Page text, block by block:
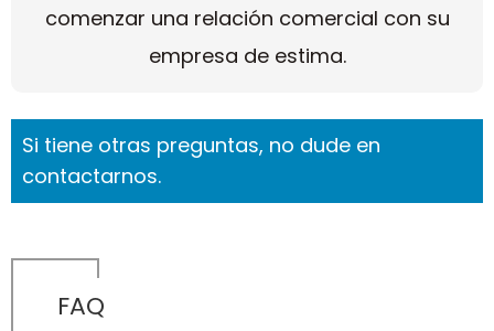
comenzar una relación comercial con su
empresa de estima.
Si tiene otras preguntas, no dude en
contactarnos.
FAQ